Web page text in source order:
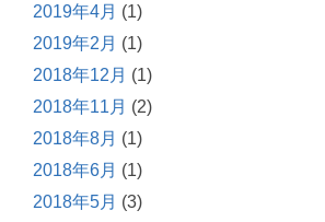
2019年4月 (1)
2019年2月 (1)
2018年12月 (1)
2018年11月 (2)
2018年8月 (1)
2018年6月 (1)
2018年5月 (3)